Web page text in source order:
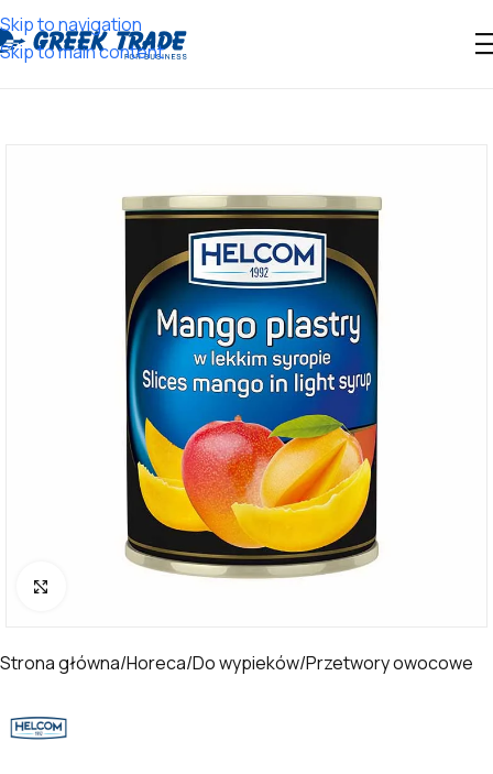
Skip to navigation
Skip to main content
Kliknij, aby powiększyć
Strona główna/Horeca/Do wypieków/Przetwory owocowe